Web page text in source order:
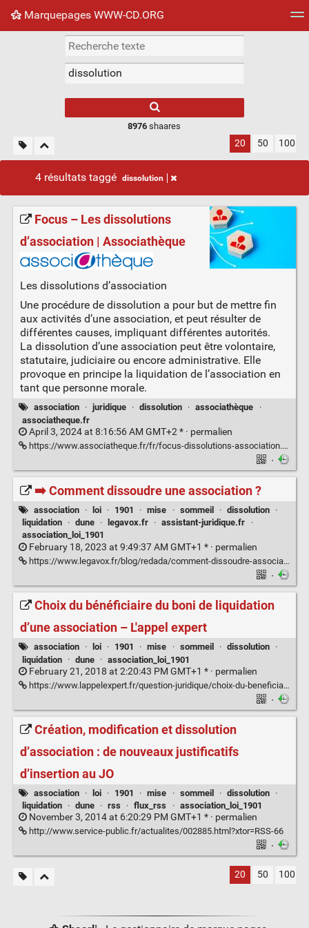
Marquepages WWW-CD.ORG
Nuage de tags Mur d'images
8976 shaares
20 50 100
4 résultats taggé dissolution
Focus – Les dissolutions
d’association | Associathèque
Les dissolutions d’association
Une procédure de dissolution a pour but de mettre fin
aux activités d’une association, et peut résulter de
différentes causes, impliquant différentes autorités.
La dissolution d’une association peut être volontaire,
statutaire, judiciaire ou encore administrative. Elle
provoque en principe la liquidation de l’association en
tant que personne morale.
association · juridique · dissolution · associathèque
·
associatheque.fr
April 3, 2024 at 8:16:56 AM GMT+2 * · permalien
https://www.associatheque.fr/fr/focus-dissolutions-association.html
·
➡️ Comment dissoudre une association ?
association · loi · 1901 · mise · sommeil · dissolution
·
liquidation
· dune · legavox.fr · assistant-juridique.fr
·
association_loi_1901
February 18, 2023 at 9:49:37 AM GMT+1 * · permalien
https://www.legavox.fr/blog/redada/comment-dissoudre-association-33704.htm
·
Choix du bénéficiaire du boni de liquidation
d’une association – L'appel expert
association · loi · 1901 · mise · sommeil · dissolution
·
liquidation
· dune · association_loi_1901
February 21, 2018 at 2:20:43 PM GMT+1 * · permalien
https://www.lappelexpert.fr/question-juridique/choix-du-beneficiaire-du-boni-de-liquidation-d-une-association
·
Création, modification et dissolution
d’association : de nouveaux justificatifs
d’insertion au JO
association · loi · 1901 · mise · sommeil · dissolution
·
liquidation
· dune · rss · flux_rss · association_loi_1901
November 3, 2014 at 6:20:29 PM GMT+1 * · permalien
http://www.service-public.fr/actualites/002885.html?xtor=RSS-66
·
20 50 100